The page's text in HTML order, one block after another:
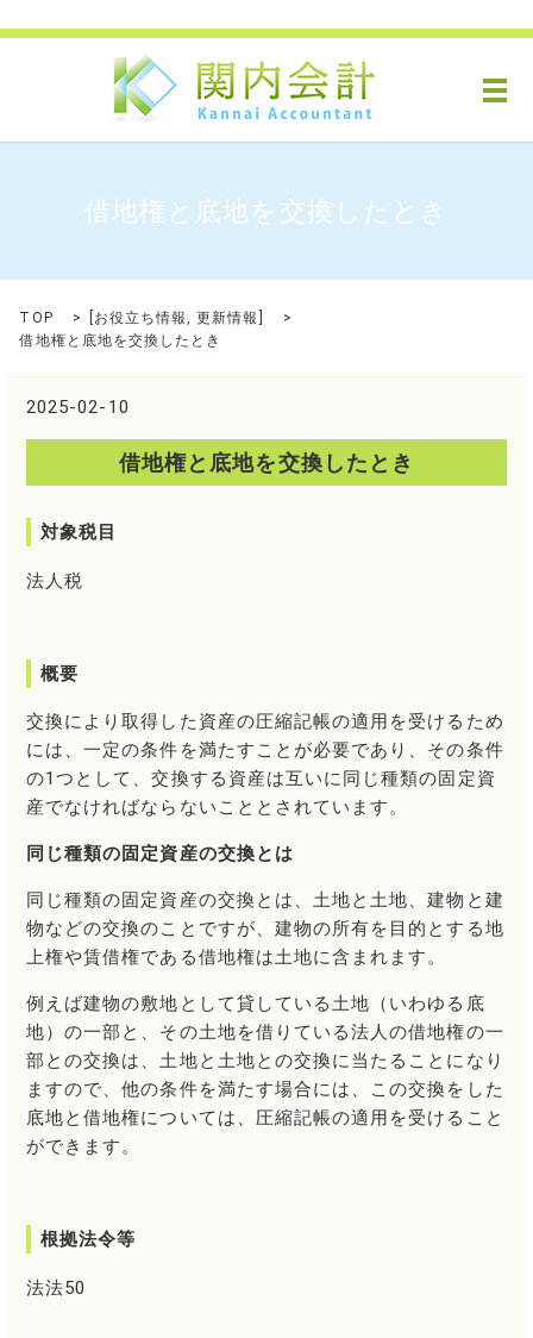
メ
借地権と底地を交換したとき
TOP お役立ち情報,更新情報
借地権と底地を交換したとき
2025-02-10
借地権と底地を交換したとき
対象税目
法人税
概要
交換により取得した資産の圧縮記帳の適用を受けるため
には、一定の条件を満たすことが必要であり、その条件
の1つとして、交換する資産は互いに同じ種類の固定資
産でなければならないこととされています。
同じ種類の固定資産の交換とは
同じ種類の固定資産の交換とは、土地と土地、建物と建
物などの交換のことですが、建物の所有を目的とする地
上権や賃借権である借地権は土地に含まれます。
例えば建物の敷地として貸している土地（いわゆる底
地）の一部と、その土地を借りている法人の借地権の一
部との交換は、土地と土地との交換に当たることになり
ますので、他の条件を満たす場合には、この交換をした
底地と借地権については、圧縮記帳の適用を受けること
ができます。
根拠法令等
法法50